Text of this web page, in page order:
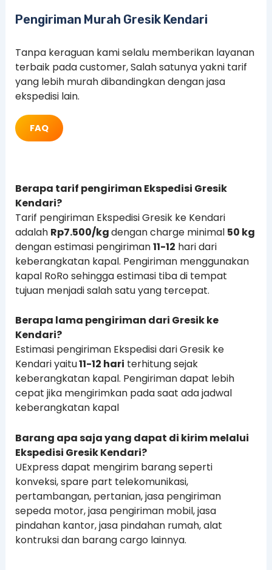
Pengiriman Murah Gresik Kendari
Tanpa keraguan kami selalu memberikan layanan
terbaik pada customer, Salah satunya yakni tarif
yang lebih murah dibandingkan dengan jasa
ekspedisi lain.
FAQ
Berapa tarif pengiriman Ekspedisi Gresik
Kendari?
Tarif pengiriman Ekspedisi Gresik ke Kendari
adalah Rp7.500/kgdengan charge minimal 50 kg
dengan estimasi pengiriman11-12 hari dari
keberangkatan kapal. Pengiriman menggunakan
kapal RoRo sehingga estimasi tiba di tempat
tujuan menjadi salah satu yang tercepat.
Berapa lama pengiriman dari Gresik ke
Kendari?
Estimasi pengiriman Ekspedisi dari Gresik ke
Kendari yaitu11-12 hari terhitung sejak
keberangkatan kapal. Pengiriman dapat lebih
cepat jika mengirimkan pada saat ada jadwal
keberangkatan kapal
Barang apa saja yang dapat di kirim melalui
Ekspedisi Gresik Kendari?
UExpress dapat mengirim barang seperti
konveksi, spare part telekomunikasi,
pertambangan, pertanian, jasa pengiriman
sepeda motor, jasa pengiriman mobil, jasa
pindahan kantor, jasa pindahan rumah, alat
kontruksi dan barang cargo lainnya.